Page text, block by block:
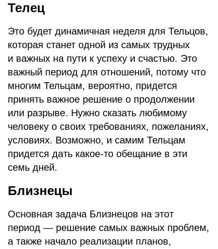
Телец
Это будет динамичная неделя для Тельцов,
которая станет одной из самых трудных
и важных на пути к успеху и счастью. Это
важный период для отношений, потому что
многим Тельцам, вероятно, придется
принять важное решение о продолжении
или разрыве. Нужно сказать любимому
человеку о своих требованиях, пожеланиях,
условиях. Возможно, и самим Тельцам
придется дать какое-то обещание в эти
семь дней.
Близнецы
Основная задача Близнецов на этот
период — решение самых важных проблем,
а также начало реализации планов,